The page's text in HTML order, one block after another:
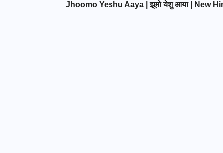
Jhoomo Yeshu Aaya | झूमो येशु आया | New